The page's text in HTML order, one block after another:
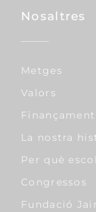
Nosaltres
Metges
Valors
La nostra
Per què
Congressos
Fundació